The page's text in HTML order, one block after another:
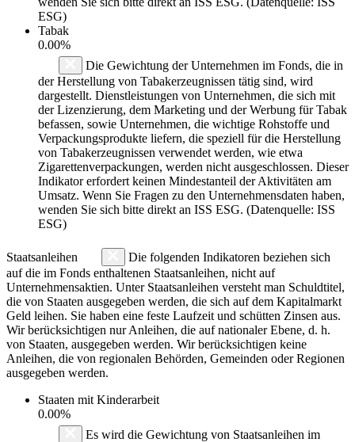
ESG)
Tabak
0.00%
Die Gewichtung der Unternehmen im Fonds, die in
der Herstellung von Tabakerzeugnissen tätig sind, wird
dargestellt. Dienstleistungen von Unternehmen, die sich mit
der Lizenzierung, dem Marketing und der Werbung für Tabak
befassen, sowie Unternehmen, die wichtige Rohstoffe und
Verpackungsprodukte liefern, die speziell für die Herstellung
von Tabakerzeugnissen verwendet werden, wie etwa
Zigarettenverpackungen, werden nicht ausgeschlossen. Dieser
Indikator erfordert keinen Mindestanteil der Aktivitäten am
Umsatz. Wenn Sie Fragen zu den Unternehmensdaten haben,
wenden Sie sich bitte direkt an ISS ESG. (Datenquelle: ISS
ESG)
Staatsanleihen
Die folgenden Indikatoren beziehen sich
auf die im Fonds enthaltenen Staatsanleihen, nicht auf
Unternehmensaktien. Unter Staatsanleihen versteht man Schuldtitel,
die von Staaten ausgegeben werden, die sich auf dem Kapitalmarkt
Geld leihen. Sie haben eine feste Laufzeit und schütten Zinsen aus.
Wir berücksichtigen nur Anleihen, die auf nationaler Ebene, d. h.
von Staaten, ausgegeben werden. Wir berücksichtigen keine
Anleihen, die von regionalen Behörden, Gemeinden oder Regionen
ausgegeben werden.
Staaten mit Kinderarbeit
0.00%
Es wird die Gewichtung von Staatsanleihen im